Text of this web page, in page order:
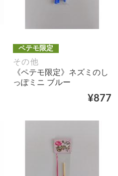
ペテモ限定
その他
《ペテモ限定》ネズミのし
っぽミニ ブルー
¥877